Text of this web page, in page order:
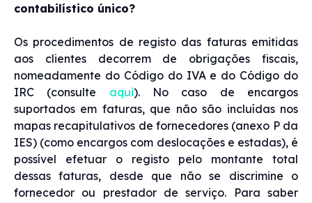
contabilístico único?
Os procedimentos de registo das faturas emitidas
aos clientes decorrem de obrigações fiscais,
nomeadamente do Código do IVA e do Código do
IRC (consulte aqui). No caso de encargos
suportados em faturas, que não são incluídas nos
mapas recapitulativos de fornecedores (anexo P da
IES) (como encargos com deslocações e estadas), é
possível efetuar o registo pelo montante total
dessas faturas, desde que não se discrimine o
fornecedor ou prestador de serviço. Para saber